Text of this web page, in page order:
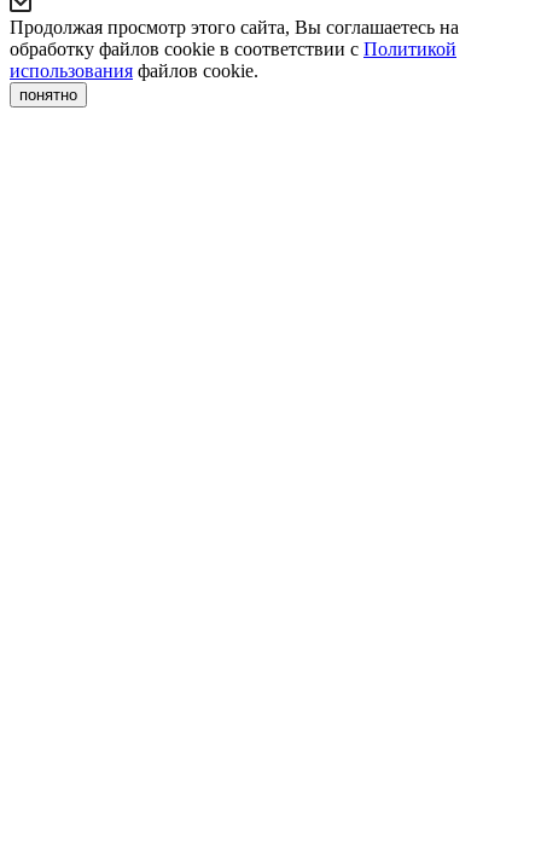
Продолжая просмотр этого сайта, Вы соглашаетесь на
обработку файлов cookie в соответствии с Политикой
использования файлов cookie.
понятно